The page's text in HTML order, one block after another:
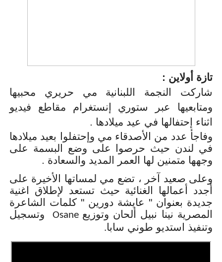
تازة أولاين :
شاركت النجمة اللبنانية مي حريري محبيها
ومتابعيها عبر ستوري إنستغرام مقاطع فيديو
اثناء إحتفالها في عيد ميلادها .
وفاجأ عدد من الأصدقاء مي وإحتفلوا بعيد ميلادها
في لندن حيث حرصوا على وضع البسمة على
وجهها متمنين لها العمر المديد والسعادة .
وعلى صعيد آخر ، تضع مي لمساتها الأخيرة على
أجدد أعمالها الغنائية حيث تستعد لإطلاق اغنية
جديدة بعنوان " عايشة دورين " كلمات الشاعرة
المصرية نينا نبيل ألحان وتوزيع Osane
وتسجيل
وتنفيذ استديو طوني سابا.